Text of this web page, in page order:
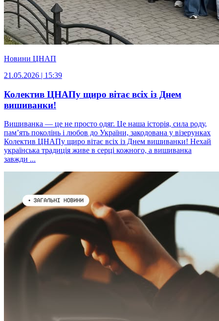
Новини ЦНАП
21.05.2026 | 15:39
Колектив ЦНАПу щиро вітає всіх із Днем
вишиванки!
Вишиванка — це не просто одяг. Це наша історія, сила роду,
пам’ять поколінь і любов до України, закодована у візерунках
Колектив ЦНАПу щиро вітає всіх із Днем вишиванки! Нехай
українська традиція живе в серці кожного, а вишиванка
завжди ...